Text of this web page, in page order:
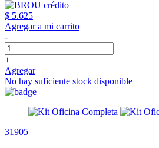
$ 5.625
Agregar a mi carrito
-
+
Agregar
No hay suficiente stock disponible
31905